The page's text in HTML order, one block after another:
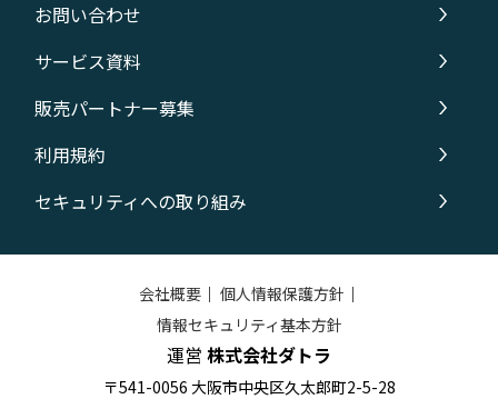
お問い合わせ
サービス資料
販売パートナー募集
利用規約
セキュリティへの取り組み
会社概要｜ 個人情報保護方針 ｜
情報セキュリティ基本方針
運営 株式会社ダトラ
〒541-0056 大阪市中央区久太郎町2-5-28